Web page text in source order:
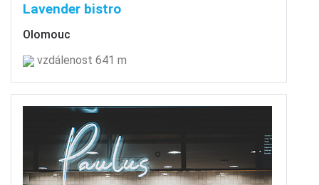
Lavender bistro
Olomouc
vzdálenost 641 m